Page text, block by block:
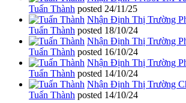
Tuấn Thành posted 24/11/25
Nhận Định Thị Trường
Tuấn Thành posted 18/10/24
Nhận Định Thị Trường
Tuấn Thành posted 16/10/24
Nhận Định Thị Trường
Tuấn Thành posted 14/10/24
Nhận Định Thị Trường
Tuấn Thành posted 14/10/24